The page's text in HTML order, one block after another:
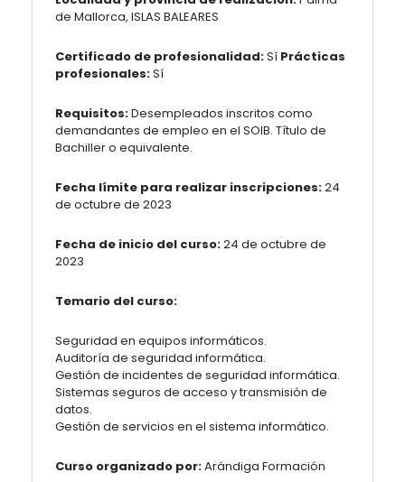
de Mallorca, ISLAS BALEARES
Certificado de profesionalidad:Sí Prácticas
profesionales:Sí
Requisitos:Desempleados inscritos como
demandantes de empleo en el SOIB. Título de
Bachiller o equivalente.
Fecha límite para realizar inscripciones:24
de octubre de 2023
Fecha de inicio del curso:24 de octubre de
2023
Temario del curso:
Seguridad en equipos informáticos.
Auditoría de seguridad informática.
Gestión de incidentes de seguridad informática.
Sistemas seguros de acceso y transmisión de
datos.
Gestión de servicios en el sistema informático.
Curso organizado por:Arándiga Formación